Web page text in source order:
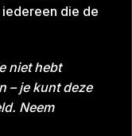
die de
niet hebt
– je kunt deze
Neem
10-10-2023